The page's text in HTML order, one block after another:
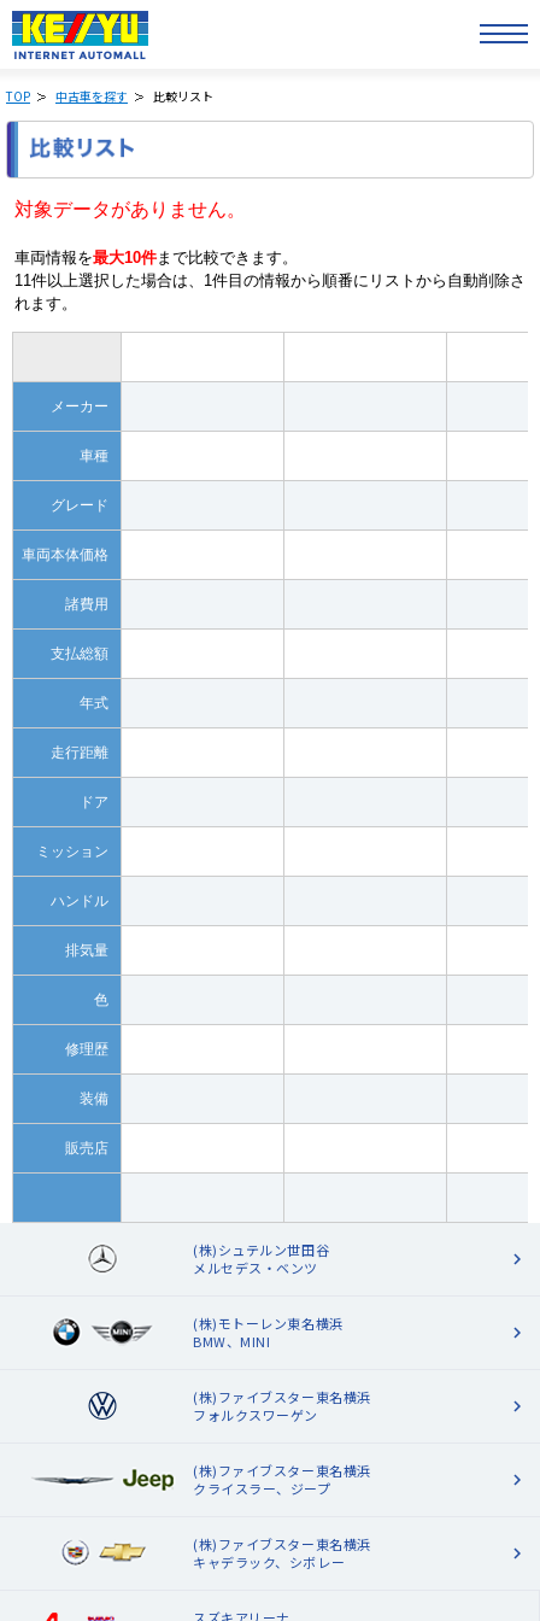
TOP 中古車を探す 比較リスト
対象データがありません。
車両情報を最大10件まで比較できます。
11件以上選択した場合は、1件目の情報から順番にリストから自動削除さ
れます。
メーカー
車種
グレード
車両本体価格
諸費用
支払総額
年式
走行距離
ドア
ミッション
ハンドル
排気量
色
修理歴
装備
販売店
(株)シュテルン世田谷
メルセデス・ベンツ
(株)モトーレン東名横浜
BMW、MINI
(株)ファイブスター東名横浜
フォルクスワーゲン
(株)ファイブスター東名横浜
クライスラー、ジープ
(株)ファイブスター東名横浜
キャデラック、シボレー